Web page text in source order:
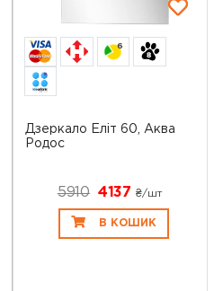
6
Дзеркало Еліт 60, Аква
Родос
5910 4137 ₴/шт
В КОШИК